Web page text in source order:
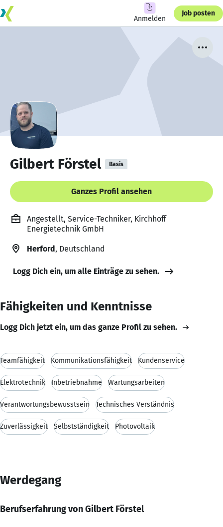
Anmelden
Job posten
Gilbert Förstel Basis
Ganzes Profil ansehen
Angestellt, Service-Techniker, Kirchhoff
Energietechnik GmbH
Herford, Deutschland
Logg Dich ein, um alle Einträge zu sehen.
Fähigkeiten und Kenntnisse
Logg Dich jetzt ein, um das ganze Profil zu sehen.
Teamfähigkeit Kommunikationsfähigkeit Kundenservice
Elektrotechnik Inbetriebnahme Wartungsarbeiten
Verantwortungsbewusstsein Technisches Verständnis
Zuverlässigkeit Selbstständigkeit Photovoltaik
Werdegang
Berufserfahrung von Gilbert Förstel